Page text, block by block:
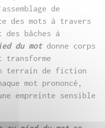
de
des mots à travers
des bâches à
du mot donne corps
transforme
terrain de fiction
mot prononcé,
empreinte sensible